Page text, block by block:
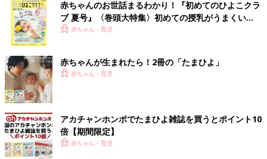
赤ちゃんのお世話まるわかり！『初めてのひよこクラ
ブ 夏号』〈巻頭大特集〉初めての授乳がうまくい
く！ おっぱい・ミルクの基本と夏のトラブル 解決テ
赤ちゃん・育児
赤ちゃんが生まれたら！2冊の「たまひよ」
赤ちゃん・育児
アカチャンホンポでたまひよ雑誌を買うとポイント10
倍【期間限定】
赤ちゃん・育児